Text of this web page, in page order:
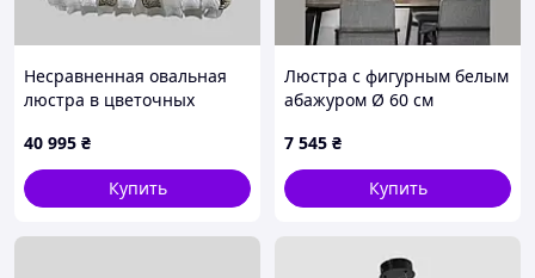
Несравненная овальная
люстра в цветочных
40 995 ₴
Купить
Люстра с фигурным белым
абажуром Ø 60 см
7 545 ₴
Купить